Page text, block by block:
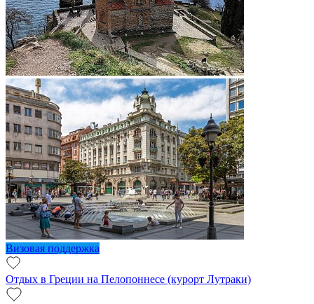
Визовая поддержка
Отдых в Греции на Пелопоннесе (курорт Лутраки)